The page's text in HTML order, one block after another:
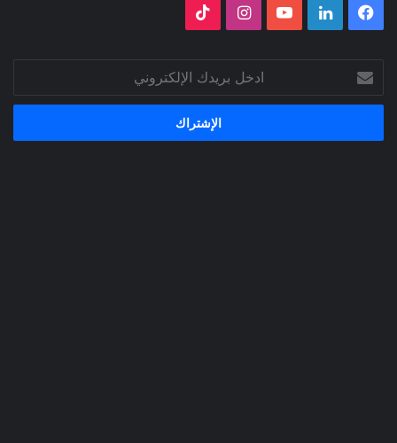
فيسبوك لينكدإن ‫YouTubeانستقرام
بريدك
الإلكتروني